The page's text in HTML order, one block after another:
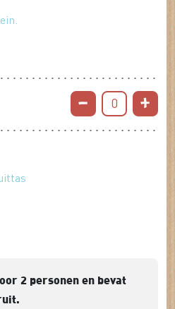
0
2 personen en bevat